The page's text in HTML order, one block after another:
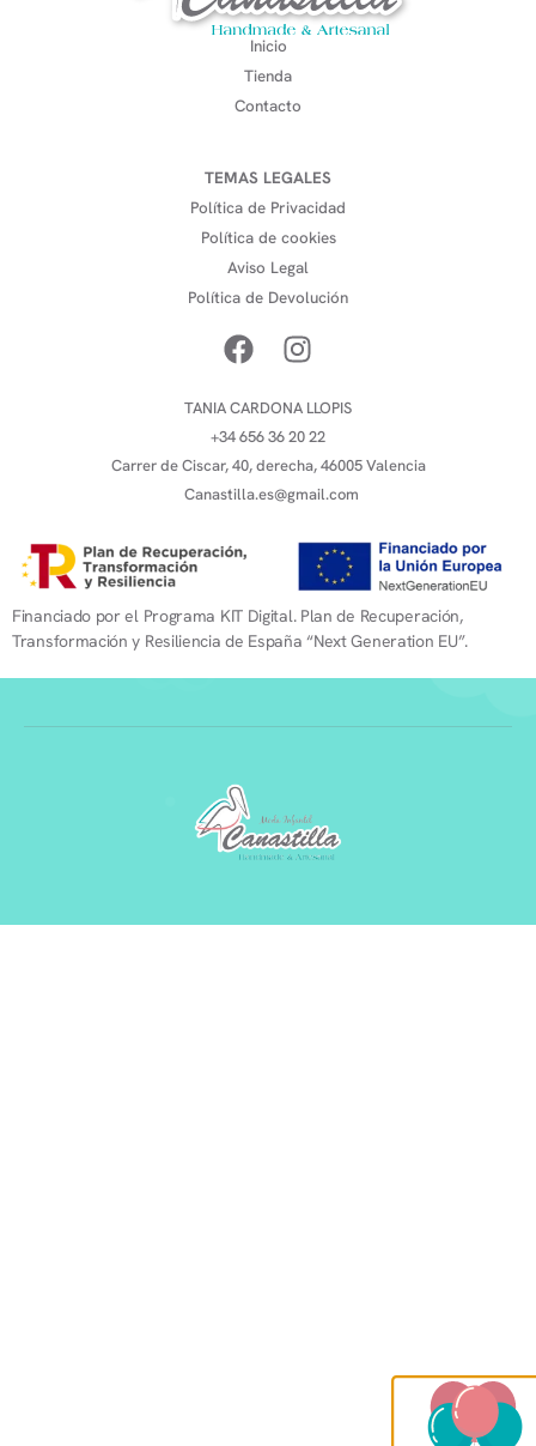
Inicio
Tienda
Contacto
TEMAS LEGALES
Política de Privacidad
Política de cookies
Aviso Legal
Política de Devolución
TANIA CARDONA LLOPIS
+34 656 36 20 22
Carrer de Ciscar, 40, derecha, 46005 Valencia
Canastilla.es@gmail.com
Financiado por el Programa KIT Digital. Plan de Recuperación,
Transformación y Resiliencia de España “Next Generation EU”.